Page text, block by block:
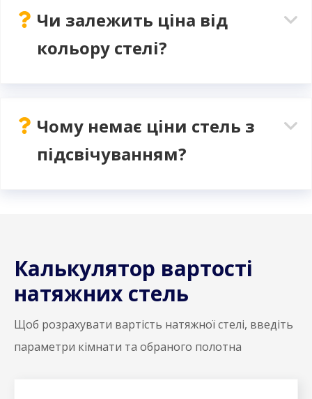
Чи залежить ціна від
кольору стелі?
Чому немає ціни стель з
підсвічуванням?
Калькулятор вартості
натяжних стель
Щоб розрахувати вартість натяжної стелі, введіть
параметри кімнати та обраного полотна